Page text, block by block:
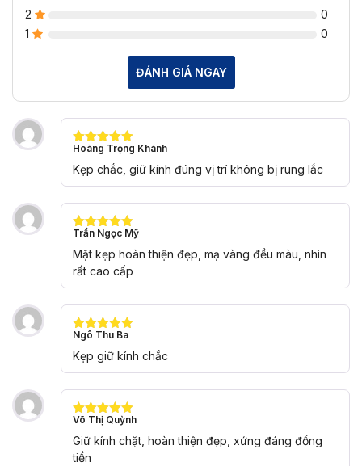
2
0
1
0
ĐÁNH GIÁ NGAY
Được xếp
hạng
5 5
sao
Hoàng Trọng Khánh
Kẹp chắc, giữ kính đúng vị trí không bị rung lắc
Được xếp
hạng
sao
Trần Ngọc Mỹ
Mặt kẹp hoàn thiện đẹp, mạ vàng đều màu, nhìn
rất cao cấp
Được xếp
hạng
5 5
sao
Ngô Thu Ba
Kẹp giữ kính chắc
Được xếp
hạng 5 5
sao
Võ Thị Quỳnh
Giữ kính chặt, hoàn thiện đẹp, xứng đáng đồng
tiền